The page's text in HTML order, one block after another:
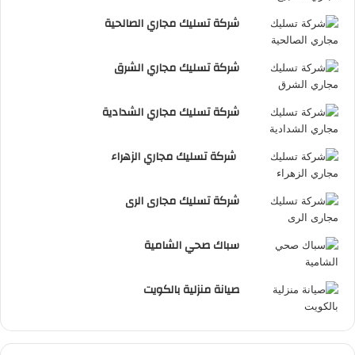
شركة تسليك مجاري الصالحية
شركة تسليك مجاري الشرق
شركة تسليك مجاري الشدادية
شركة تسليك مجاري الزهراء
شركة تسليك مجارى الرى
سباك صحي الشامية
صيانة منزلية بالكويت